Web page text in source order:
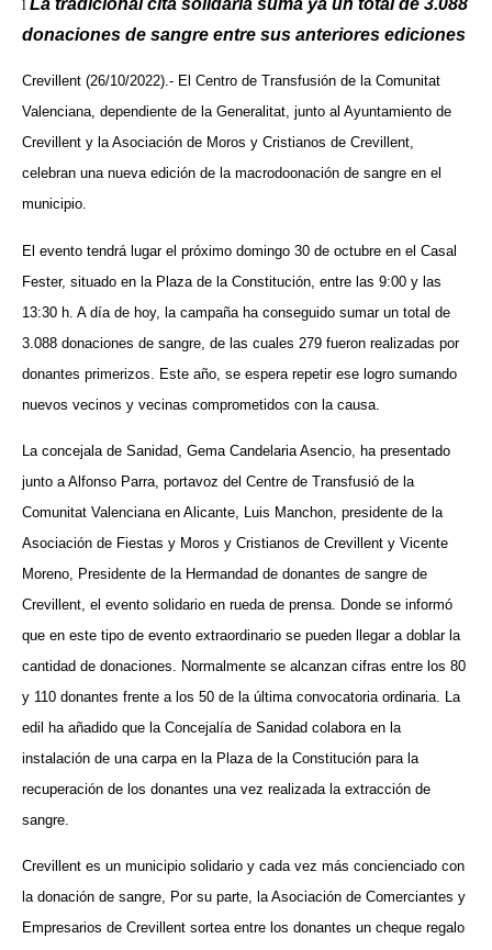
l La tradicional cita solidaria suma ya un total de 3.088
donaciones de sangre entre sus anteriores ediciones
Crevillent (26/10/2022).- El Centro de Transfusión de la Comunitat
Valenciana, dependiente de la Generalitat, junto al Ayuntamiento de
Crevillent y la Asociación de Moros y Cristianos de Crevillent,
celebran una nueva edición de la macrodoonación de sangre en el
municipio.
El evento tendrá lugar el próximo domingo 30 de octubre en el Casal
Fester, situado en la Plaza de la Constitución, entre las 9:00 y las
13:30 h. A día de hoy, la campaña ha conseguido sumar un total de
3.088 donaciones de sangre, de las cuales 279 fueron realizadas por
donantes primerizos. Este año, se espera repetir ese logro sumando
nuevos vecinos y vecinas comprometidos con la causa.
La concejala de Sanidad, Gema Candelaria Asencio, ha presentado
junto a Alfonso Parra, portavoz del Centre de Transfusió de la
Comunitat Valenciana en Alicante, Luis Manchon, presidente de la
Asociación de Fiestas y Moros y Cristianos de Crevillent y Vicente
Moreno, Presidente de la Hermandad de donantes de sangre de
Crevillent, el evento solidario en rueda de prensa. Donde se informó
que en este tipo de evento extraordinario se pueden llegar a doblar la
cantidad de donaciones. Normalmente se alcanzan cifras entre los 80
y 110 donantes frente a los 50 de la última convocatoria ordinaria. La
edil ha añadido que la Concejalía de Sanidad colabora en la
instalación de una carpa en la Plaza de la Constitución para la
recuperación de los donantes una vez realizada la extracción de
sangre.
Crevillent es un municipio solidario y cada vez más concienciado con
la donación de sangre, Por su parte, la Asociación de Comerciantes y
Empresarios de Crevillent sortea entre los donantes un cheque regalo